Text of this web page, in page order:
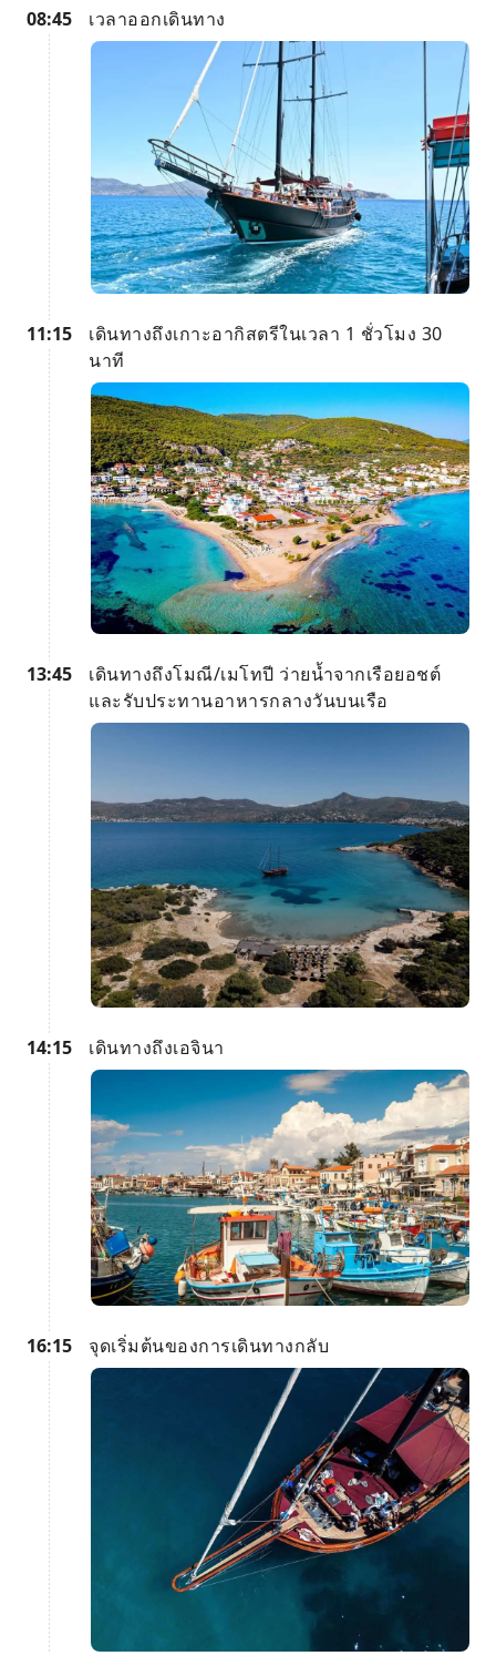
08:45 เวลาออกเดินทาง
11:15
เดินทางถึงเกาะอากิสตรีในเวลา 1 ชั่วโมง 30
นาที
13:45
เดินทางถึงโมณี/เมโทปี ว่ายน้ำจากเรือยอชต์
และรับประทานอาหารกลางวันบนเรือ
14:15 เดินทางถึงเอจินา
16:15 จุดเริ่มต้นของการเดินทางกลับ